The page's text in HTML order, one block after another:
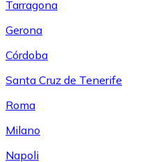
Tarragona
Gerona
Córdoba
Santa Cruz de Tenerife
Roma
Milano
Napoli